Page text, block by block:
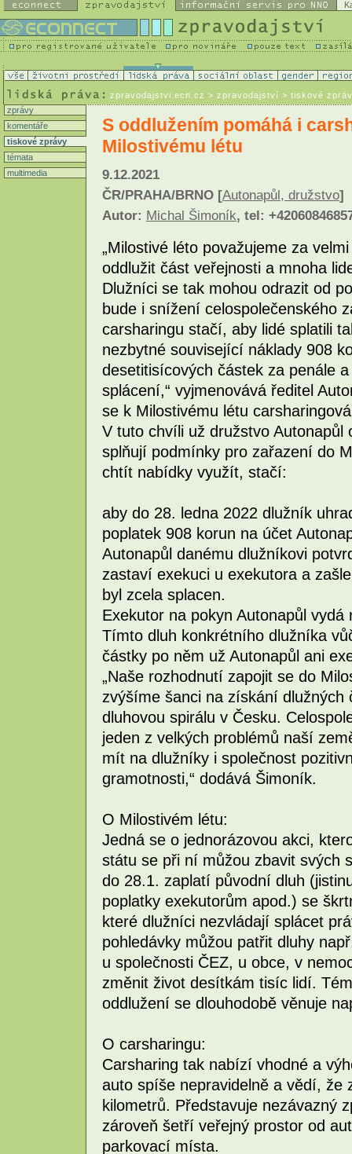
zpravodajstvi.ecn.cz > zpravodajství > tiskové
zprávy
komentáře
tiskové zprávy
témata
multimedia
S oddlužením pomáhá i
Milostivému létu
9.12.2021
ČR/PRAHA/BRNO [Autonapůl, družstvo]
Autor: Michal Šimoník, tel:
„Milostivé léto považujeme za
oddlužit část veřejnosti a mnoha
Dlužníci se tak mohou odrazit od
bude i snížení celospolečenského
carsharingu stačí, aby lidé splatili
nezbytné související náklady 908
desetitisícových částek za penále
splácení,“ vyjmenovává ředitel
se k Milostivému létu
V tuto chvíli už družstvo
splňují podmínky pro zařazení do
chtít nabídky využít, stačí:
aby do 28. ledna 2022 dlužník
poplatek 908 korun na účet
Autonapůl danému dlužníkovi
zastaví exekuci u exekutora a
byl zcela splacen.
Exekutor na pokyn Autonapůl
Tímto dluh konkrétního dlužníka
částky po něm už Autonapůl ani
„Naše rozhodnutí zapojit se do
zvýšíme šanci na získání dlužných
dluhovou spirálu v Česku.
jeden z velkých problémů naší
mít na dlužníky i společnost
gramotnosti,“ dodává Šimoník.
O Milostivém létu:
Jedná se o jednorázovou akci,
státu se při ní můžou zbavit svých
do 28.1. zaplatí původní dluh
poplatky exekutorům apod.) se
které dlužníci nezvládají splácet
pohledávky můžou patřit dluhy
u společnosti ČEZ, u obce, v
změnit život desítkám tisíc lidí.
oddlužení se dlouhodobě věnuje
O carsharingu:
Carsharing tak nabízí vhodné a
auto spíše nepravidelně a vědí, že
kilometrů. Představuje nezávazný
zároveň šetří veřejný prostor od
parkovací místa.